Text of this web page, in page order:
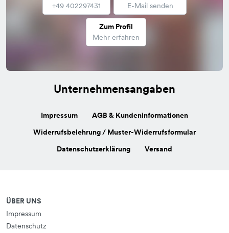
+49 402297431
E-Mail senden
Zum Profil
Mehr erfahren
Unternehmensangaben
Impressum
AGB & Kundeninformationen
Widerrufsbelehrung / Muster-Widerrufsformular
Datenschutzerklärung
Versand
ÜBER UNS
Impressum
Datenschutz